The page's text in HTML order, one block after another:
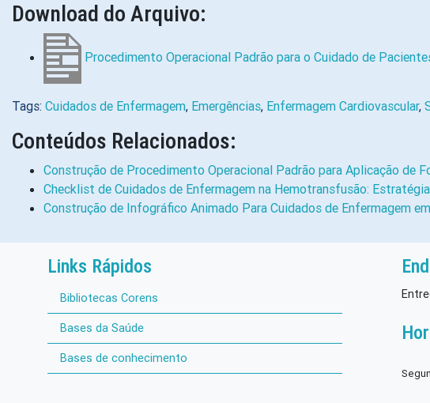
Download do Arquivo:
Procedimento Operacional Padrão para o Cuidado de
Tags: Cuidados de Enfermagem, Emergências, Enfermagem Cardiovascular,
Conteúdos Relacionados:
Construção de Procedimento Operacional Padrão para Aplicação de
Checklist de Cuidados de Enfermagem na Hemotransfusão:
Construção de Infográfico Animado Para Cuidados de Enfermagem
Links Rápidos
Bibliotecas Corens
Bases da Saúde
Bases de conhecimento